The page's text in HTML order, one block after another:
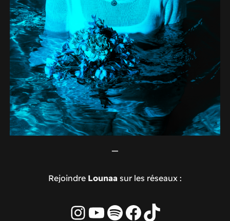
—
Rejoindre Lounaa sur les réseaux :
Instagram
YouTube
Spotify
Facebook
TikTok